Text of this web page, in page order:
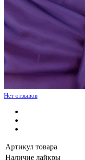
Нет отзывов
Артикул товара
Наличие лайкры